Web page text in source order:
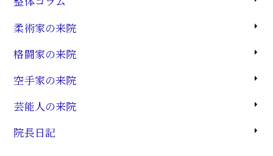
柔術家の来院
格闘家の来院
空手家の来院
芸能人の来院
院長日記